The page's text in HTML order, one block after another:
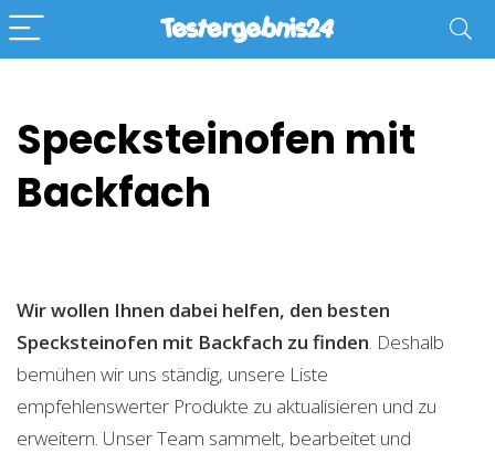
Specksteinofen mit
Backfach
Wir wollen Ihnen dabei helfen, den besten
Specksteinofen mit Backfach zu finden. Deshalb
bemühen wir uns ständig, unsere Liste
empfehlenswerter Produkte zu aktualisieren und zu
erweitern. Unser Team sammelt, bearbeitet und